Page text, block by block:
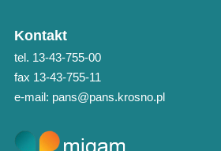
Kontakt
tel. 13-43-755-00
fax 13-43-755-11
e-mail: pans@pans.krosno.pl